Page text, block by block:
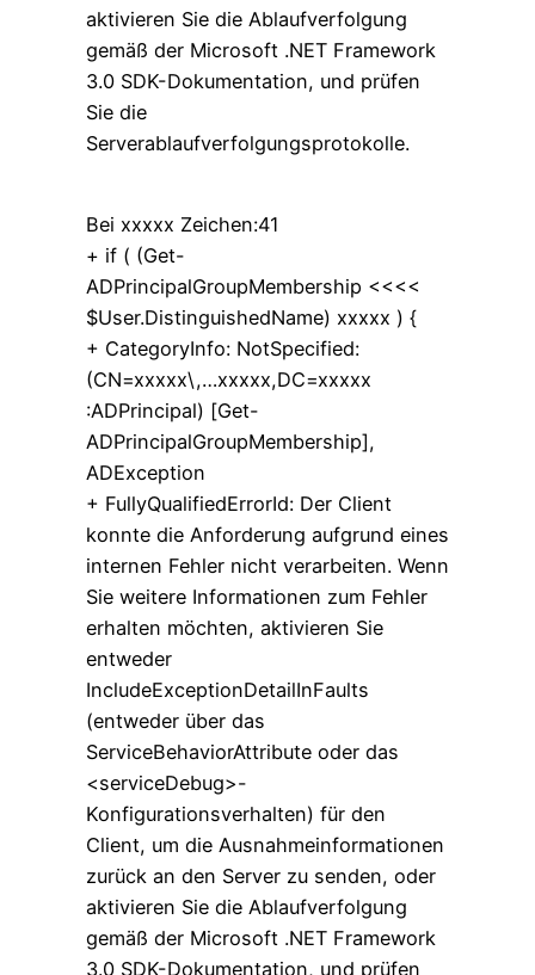
aktivieren Sie die Ablaufverfolgung
gemäß der Microsoft .NET Framework
3.0 SDK-Dokumentation, und prüfen
Sie die
Serverablaufverfolgungsprotokolle.
Bei xxxxx Zeichen:41
+ if ( (Get-
ADPrincipalGroupMembership <<<<
$User.DistinguishedName) xxxxx ) {
+ CategoryInfo: NotSpecified:
(CN=xxxxx\,…xxxxx,DC=xxxxx
:ADPrincipal) [Get-
ADPrincipalGroupMembership],
ADException
+ FullyQualifiedErrorId: Der Client
konnte die Anforderung aufgrund eines
internen Fehler nicht verarbeiten. Wenn
Sie weitere Informationen zum Fehler
erhalten möchten, aktivieren Sie
entweder
IncludeExceptionDetailInFaults
(entweder über das
ServiceBehaviorAttribute oder das
<serviceDebug>-
Konfigurationsverhalten) für den
Client, um die Ausnahmeinformationen
zurück an den Server zu senden, oder
aktivieren Sie die Ablaufverfolgung
gemäß der Microsoft .NET Framework
3.0 SDK-Dokumentation, und prüfen